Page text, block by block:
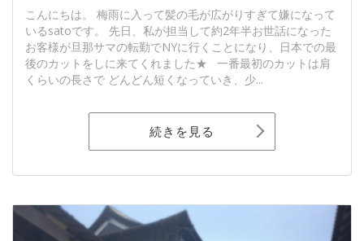
こんにちは。 梅雨に入って髪の毛が広がりすぎて嫌になって
いるsatoです。 先日、私が担当して約2年半お世話になった
お客様が旦那サマの転勤でNYに行くことになり、日本での最
後のカットをしに来てくれました★ 一番最初のカットは肩
くらいの長さで どんどん短くなっていき、少...
続きを見る